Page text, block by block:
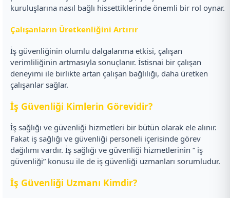
kuruluşlarına nasıl bağlı hissettiklerinde önemli bir rol oynar.
Çalışanların Üretkenliğini Artırır
İş güvenliğinin olumlu dalgalanma etkisi, çalışan
verimliliğinin artmasıyla sonuçlanır. İstisnai bir çalışan
deneyimi ile birlikte artan çalışan bağlılığı, daha üretken
çalışanlar sağlar.
İş Güvenliği Kimlerin Görevidir?
İş sağlığı ve güvenliği hizmetleri bir bütün olarak ele alınır.
Fakat iş sağlığı ve güvenliği personeli içerisinde görev
dağılımı vardır. İş sağlığı ve güvenliği hizmetlerinin “ iş
güvenliği” konusu ile de iş güvenliği uzmanları sorumludur.
İş Güvenliği Uzmanı Kimdir?